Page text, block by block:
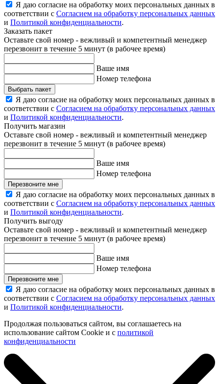
Я даю согласие на обработку моих персональных данных в
соответствии с Согласием на обработку персональных данных
и Политикой конфиденциальности.
Заказать пакет
Оставьте свой номер - вежливый и компетентный менеджер
перезвонит в течение 5 минут (в рабочее время)
Ваше имя
Номер телефона
Выбрать пакет
Я даю согласие на обработку моих персональных данных в
соответствии с Согласием на обработку персональных данных
и Политикой конфиденциальности.
Получить магазин
Оставьте свой номер - вежливый и компетентный менеджер
перезвонит в течение 5 минут (в рабочее время)
Ваше имя
Номер телефона
Перезвоните мне
Я даю согласие на обработку моих персональных данных в
соответствии с Согласием на обработку персональных данных
и Политикой конфиденциальности.
Получить выгоду
Оставьте свой номер - вежливый и компетентный менеджер
перезвонит в течение 5 минут (в рабочее время)
Ваше имя
Номер телефона
Перезвоните мне
Я даю согласие на обработку моих персональных данных в
соответствии с Согласием на обработку персональных данных
и Политикой конфиденциальности.
Продолжая пользоваться сайтом, вы соглашаетесь на
использование сайтом Cookie и с политикой
конфиденциальности